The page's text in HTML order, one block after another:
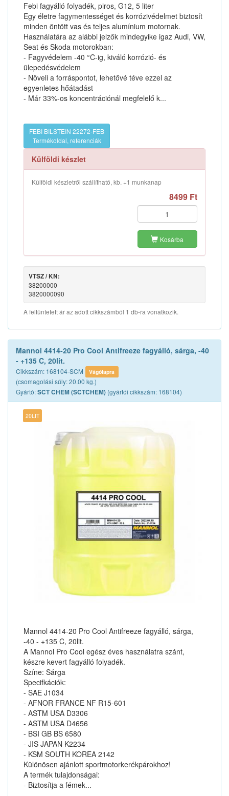
Febi fagyálló folyadék, piros, G12, 5 liter
Egy életre fagymentességet és korrózivédelmet biztosít
minden öntött vas és teljes alumínium motornak.
Használatára az alábbi jelzők mindegyike igaz Audi, VW,
Seat és Skoda motorokban:
- Fagyvédelem -40 °C-ig, kiváló korrózió- és
ülepedésvédelem
- Növeli a forráspontot, lehetővé téve ezzel az
egyenletes hőátadást
- Már 33%-os koncentrációnál megfelelő k...
FEBI BILSTEIN 22272-FEB
Termékoldal, referenciák
Külföldi készlet
Külföldi készletről szállítható, kb. +1 munkanap
8499 Ft
Kosárba
VTSZ / KN:
38200000
3820000090
A feltüntetett ár az adott cikkszámból 1 db-ra vonatkozik.
Mannol 4414-20 Pro Cool Antifreeze fagyálló, sárga, -40
- +135 C, 20lit.
Cikkszám: 168104-SCM Vágólapra
(csomagolási súly: 20.00 kg.)
Gyártó:SCT CHEM (SCTCHEM) (gyártói cikkszám: 168104)
20LIT
Mannol 4414-20 Pro Cool Antifreeze fagyálló, sárga,
-40 - +135 C, 20lit.
A Mannol Pro Cool egész éves használatra szánt,
készre kevert fagyálló folyadék.
Színe: Sárga
Specifkációk:
- SAE J1034
- AFNOR FRANCE NF R15-601
- ASTM USA D3306
- ASTM USA D4656
- BSI GB BS 6580
- JIS JAPAN K2234
- KSM SOUTH KOREA 2142
Különösen ajánlott sportmotorkerékpárokhoz!
A termék tulajdonságai:
- Biztosítja a fémek...